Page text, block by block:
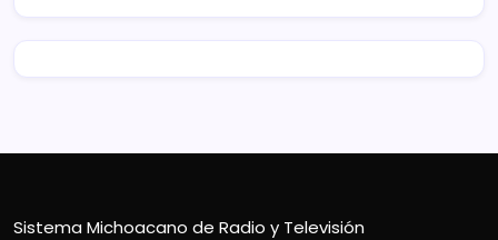
Sistema Michoacano de Radio y Televisión